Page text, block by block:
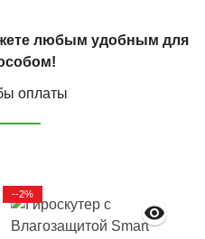
любым удобным для
--2%